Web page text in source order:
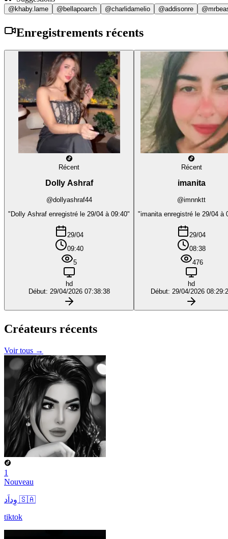
@khaby.lame @bellapoarch @charlidamelio @addisonre
Enregistrements récents
Récent
Dolly Ashraf
@dollyashraf44
"Dolly Ashraf enregistré le 29/04 à 09:40"
29/04
09:40
5
hd
Début: 29/04/2026 07:38:38
Récent
imanita
@imnnktt
"imanita enregistré le 29/04 à
29/04
08:38
476
hd
Début: 29/04/2026
Créateurs récents
Voir tous →
1
Nouveau
وِداَد 🇸🇦
tiktok